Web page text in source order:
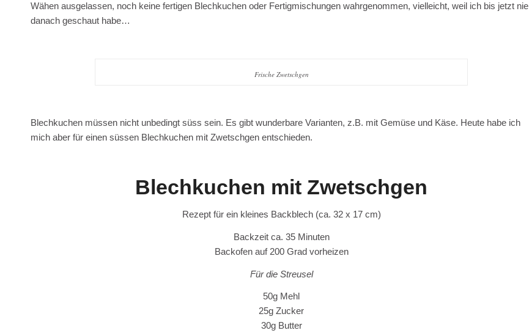
Wähen ausgelassen, noch keine fertigen Blechkuchen oder Fertigmischungen wahrgenommen, vielleicht, weil ich bis jetzt nie
danach geschaut habe…
Frische Zwetschgen
Blechkuchen müssen nicht unbedingt süss sein. Es gibt wunderbare Varianten, z.B. mit Gemüse und Käse. Heute habe ich
mich aber für einen süssen Blechkuchen mit Zwetschgen entschieden.
Blechkuchen mit Zwetschgen
Rezept für ein kleines Backblech (ca. 32 x 17 cm)
Backzeit ca. 35 Minuten
Backofen auf 200 Grad vorheizen
Für die Streusel
50g Mehl
25g Zucker
30g Butter